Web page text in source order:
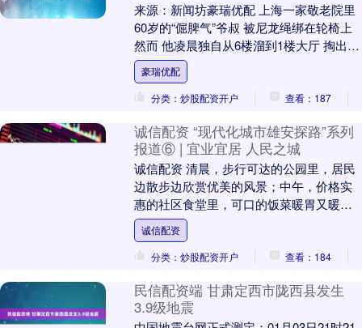
来源：新闻坊豪瑞优配 上海一家敬老院里
60岁的“倔脾气”爷叔 被尼龙绳绑在轮椅上
然而 他凌晨独自从6楼溜到1楼大厅 掏出打
火机点燃绳子…… 没想到 这个举动....
豪瑞优配
分类：炒股配资开户
查看：187
诚信配资 “现代化城市雄安探路”系列
报道⑥ | 宜业宜居 人民之城
诚信配资 清晨，步行可达的公园里，居民
边散步边欣赏优美的风景；中午，价格实
惠的社区食堂里，可口的饭菜暖胃又暖
心；晚上，人头攒动的青年夜校里，年轻
人走进课堂学习音....
诚信配资
分类：炒股配资开户
查看：184
民信配资端 甘肃定西市陇西县发生
3.9级地震